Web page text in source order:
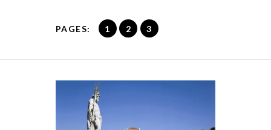
PAGES: 1 2 3